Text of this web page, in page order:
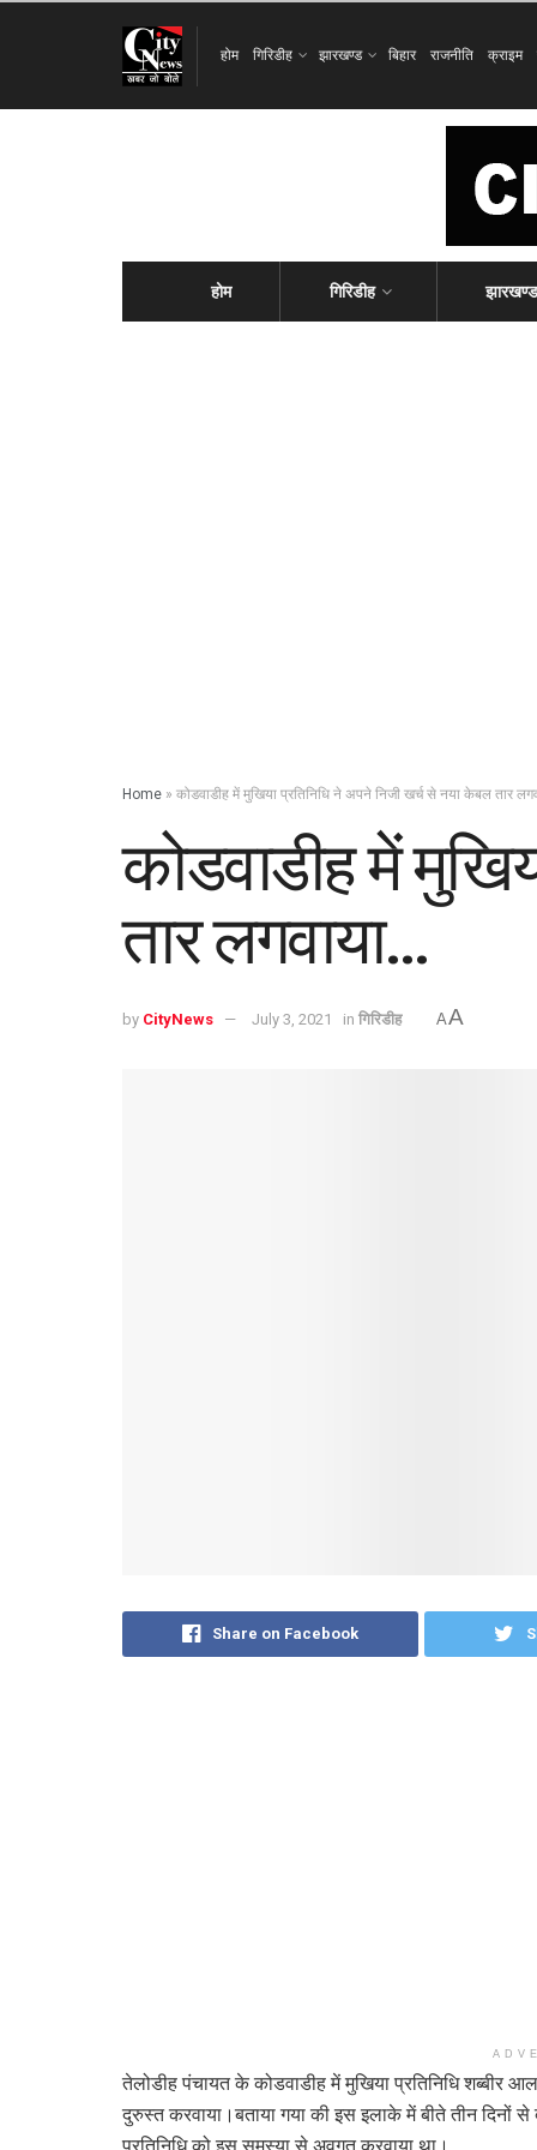
होम गिरिडीह झारखण्ड बिहार राजनीति क्राइम
होम गिरिडीह
Home » कोडवाडीह में मुखिया प्रतिनिधि ने अपने निजी खर्च से नया केबल तार
कोडवाडीह में
तार लगवाया…
by CityNews July 3, 2021 in गिरिडीह AA
Share on Facebook
तेलोडीह पंचायत के कोडवाडीह में मुखिया प्रतिनिधि शब्बीर
दुरुस्त करवाया।बताया गया की इस इलाके में बीते तीन दिनों से